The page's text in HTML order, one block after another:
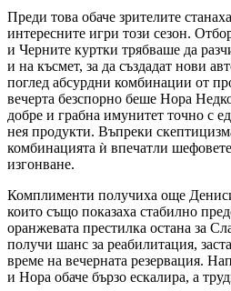
Преди това обаче зрителите
интересните игри този сезон.
и Черните куртки трябваше да
и на късмет, за да създадат нови
поглед абсурдни комбинации от
вечерта безспорно беше Нора
добре и грабна имунитет точно с
нея продукти. Въпреки
комбинацията ѝ впечатли
изгонване.
Комплименти получиха още
които също показаха стабилно
оранжевата престилка остана за
получи шанс за реабилитация,
време на вечерната резервация.
и Нора обаче бързо ескалира, а